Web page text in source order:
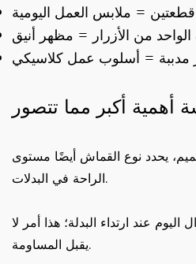
= ملابس العمل اليومية
من الأزرار = مظهر أنيق
= أسلوب عمل كلاسيكي
أهمية أكبر مما تتصور
يحدد نوع القماش أيضًا مستوى
الراحة في البدلات.
عند ارتداء البدلة؛ هذا أمر لا
يقبل المساومة.